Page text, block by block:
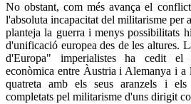
No obstant, com més avança el
l'absoluta incapacitat del militarisme per
planteja la guerra i menys possibilitats
d'unificació europea des de les altures.
d'Europa" imperialistes ha cedit el
econòmica entre Àustria i Alemanya i a
quatreta amb els seus aranzels i els
completats pel militarisme d'uns dirigit